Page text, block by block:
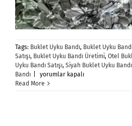
Tags: Buklet Uyku Bandı, Buklet Uyku
Satışı, Buklet Uyku Bandı Üretimi, Otel
Uyku Bandı Satışı, Siyah Buklet Uyku Bandı
Bandı
Buklet
Uyku
yorumlar kapalı
Read More